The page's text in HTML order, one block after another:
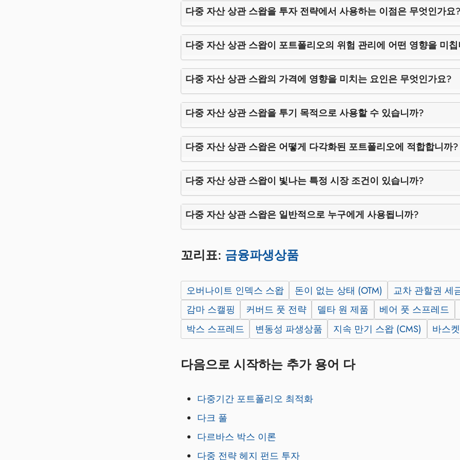
다중 자산 상관 스왑을 투자 전략에서 사용하는 이점은 무엇인가요?
다중 자산 상관 스왑이 포트폴리오의 위험 관리에 어떤 영향을 미
다중 자산 상관 스왑의 가격에 영향을 미치는 요인은 무엇인가요?
다중 자산 상관 스왑을 투기 목적으로 사용할 수 있습니까?
다중 자산 상관 스왑은 어떻게 다각화된 포트폴리오에 적합합니까?
다중 자산 상관 스왑이 빛나는 특정 시장 조건이 있습니까?
다중 자산 상관 스왑은 일반적으로 누구에게 사용됩니까?
꼬리표: 금융파생상품
오버나이트 인덱스 스왑 돈이 없는 상태 (OTM) 교차 관할권 세
감마 스캘핑
커버드 풋 전략 델타 원 제품 베어 풋 스프레드
박스 스프레드
변동성 파생상품 지속 만기 스왑 (CMS) 바스
다음으로 시작하는 추가 용어 다
다중기간 포트폴리오 최적화
다크 풀
다르바스 박스 이론
다중 전략 헤지 펀드 투자